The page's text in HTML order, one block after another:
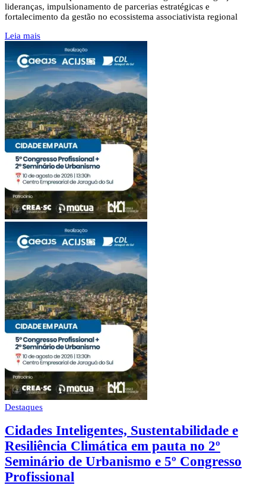
lideranças, impulsionamento de parcerias estratégicas e
fortalecimento da gestão no ecossistema associativista regional
Leia mais
Destaques
Cidades Inteligentes, Sustentabilidade e
Resiliência Climática em pauta no 2º
Seminário de Urbanismo e 5º Congresso
Profissional